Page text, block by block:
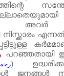
അവർ
നിസ്ക്കാരം
പറഞ്ഞതായി
)
ജനങ്ങൾ